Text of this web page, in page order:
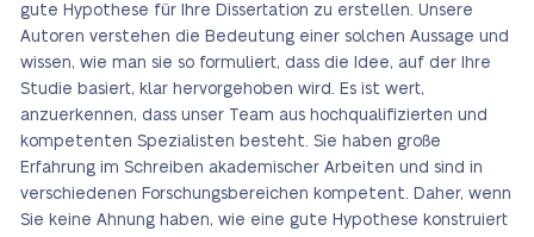
gute Hypothese für Ihre Dissertation zu erstellen. Unsere
Autoren verstehen die Bedeutung einer solchen Aussage und
wissen, wie man sie so formuliert, dass die Idee, auf der Ihre
Studie basiert, klar hervorgehoben wird. Es ist wert,
anzuerkennen, dass unser Team aus hochqualifizierten und
kompetenten Spezialisten besteht. Sie haben große
Erfahrung im Schreiben akademischer Arbeiten und sind in
verschiedenen Forschungsbereichen kompetent. Daher, wenn
Sie keine Ahnung haben, wie eine gute Hypothese konstruiert